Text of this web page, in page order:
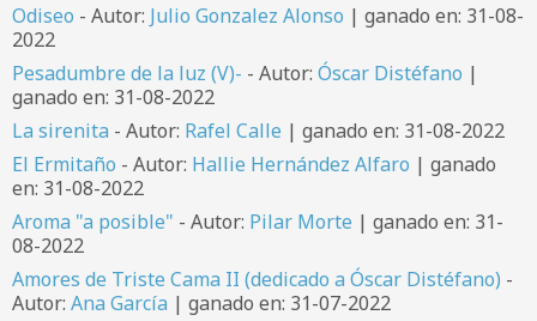
Odiseo - Autor: Julio Gonzalez Alonso | ganado en: 31-08-
2022
Pesadumbre de la luz (V)- - Autor: Óscar Distéfano |
ganado en: 31-08-2022
La sirenita - Autor: Rafel Calle | ganado en: 31-08-2022
El Ermitaño - Autor: Hallie Hernández Alfaro | ganado
en: 31-08-2022
Aroma "a posible" - Autor: Pilar Morte | ganado en: 31-
08-2022
Amores de Triste Cama II (dedicado a Óscar Distéfano) -
Autor: Ana García | ganado en: 31-07-2022